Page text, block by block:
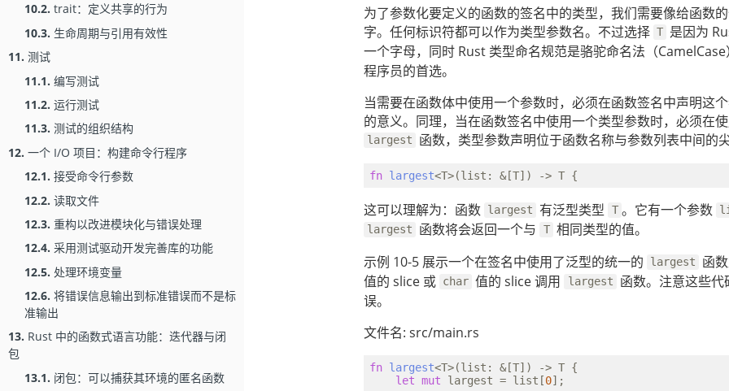
10.2. trait：定义共享的行为
10.3. 生命周期与引用有效性
11. 测试
11.1. 编写测试
11.2. 运行测试
11.3. 测试的组织结构
12. 一个 I/O 项目：构建命令行程序
12.1. 接受命令行参数
12.2. 读取文件
12.3. 重构以改进模块化与错误处理
12.4. 采用测试驱动开发完善库的功能
12.5. 处理环境变量
12.6. 将错误信息输出到标准错误而不是标
准输出
13. Rust 中的函数式语言功能：迭代器与闭
包
13.1. 闭包：可以捕获其环境的匿名函数
为了参数化要定义的函数的签名中的类型，我们需要像给函数
字。任何标识符都可以作为类型参数名。不过选择 T 是因为
一个字母，同时 Rust 类型命名规范是骆驼命名法（CamelCase
程序员的首选。
当需要在函数体中使用一个参数时，必须在函数签名中声明这
的意义。同理，当在函数签名中使用一个类型参数时，必须在
largest 函数，类型参数声明位于函数名称与参数列表中间的
fn largest
这可以理解为：函数 largest 有泛型类型 T 。它有一个参数
largest 函数将会返回一个与 T 相同类型的值。
示例 10-5 展示一个在签名中使用了泛型的统一的
largest 函
值的 slice 或 char 值的 slice 调用 largest
函数。注意这些
误。
文件名: src/main.rs
fn largest<T>(list: &[T]) -> T {
let mut largest = list[0];